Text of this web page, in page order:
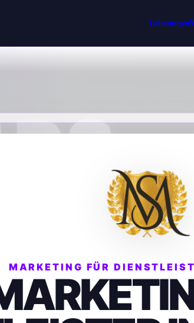
Leistungen
MARKETING FÜR